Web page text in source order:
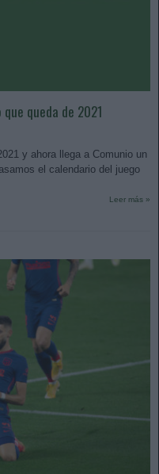
queda de 2021
y ahora llega a Comunio un
el calendario del juego
Leer más »